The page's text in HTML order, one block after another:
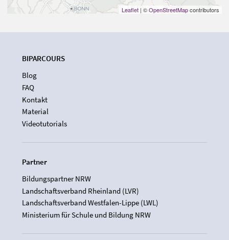
Leaflet | ©OpenStreetMapcontributors
BIPARCOURS
Blog
FAQ
Kontakt
Material
Videotutorials
Partner
Bildungspartner NRW
Landschaftsverband Rheinland (LVR)
Landschaftsverband Westfalen-Lippe (LWL)
Ministerium für Schule und Bildung NRW